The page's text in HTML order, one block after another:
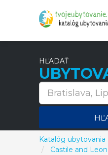
HĽADAŤ
Katalóg ubytovania
Castile and Leon